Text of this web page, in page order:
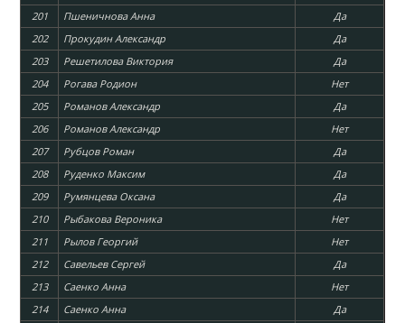
201 Пшеничнова Анна
Да
202
Прокудин Александр
Да
203
Решетилова Виктория
Да
204
Рогава Родион
Нет
205
Романов Александр
Да
206
Романов Александр
Нет
207
Рубцов Роман
Да
208
Руденко Максим
Да
209
Румянцева Оксана
Да
210
Рыбакова Вероника
Нет
211
Рылов Георгий
Нет
212
Савельев Сергей
Да
213
Саенко Анна
Нет
214
Саенко Анна
Да